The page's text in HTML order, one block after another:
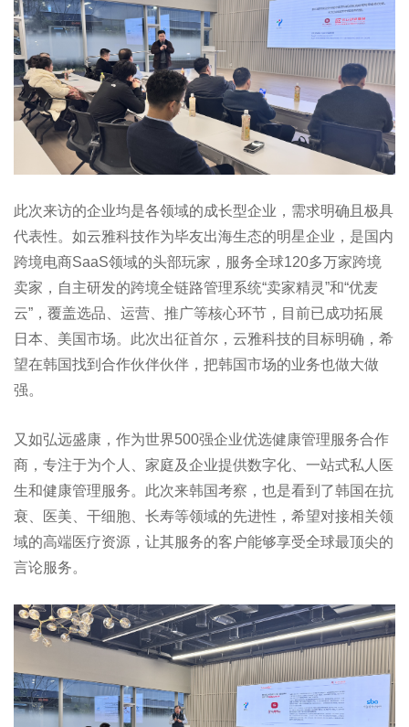
此次来访的企业均是各领域的成长型企业，需求明确且极具
代表性。如云雅科技作为毕友出海生态的明星企业，是国内
跨境电商SaaS领域的头部玩家，服务全球120多万家跨境
卖家，自主研发的跨境全链路管理系统“卖家精灵”和“优麦
云”，覆盖选品、运营、推广等核心环节，目前已成功拓展
日本、美国市场。此次出征首尔，云雅科技的目标明确，希
望在韩国找到合作伙伴伙伴，把韩国市场的业务也做大做
强。
又如弘远盛康，作为世界500强企业优选健康管理服务合作
商，专注于为个人、家庭及企业提供数字化、一站式私人医
生和健康管理服务。此次来韩国考察，也是看到了韩国在抗
衰、医美、干细胞、长寿等领域的先进性，希望对接相关领
域的高端医疗资源，让其服务的客户能够享受全球最顶尖的
言论服务。